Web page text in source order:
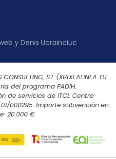
y Denis Ucrainciuc
CONSULTING, S.L (XIAXI ALINEA TU
del programa PADIH.
de servicios de ITCL Centro
000295. Importe subvención en
20.000 €